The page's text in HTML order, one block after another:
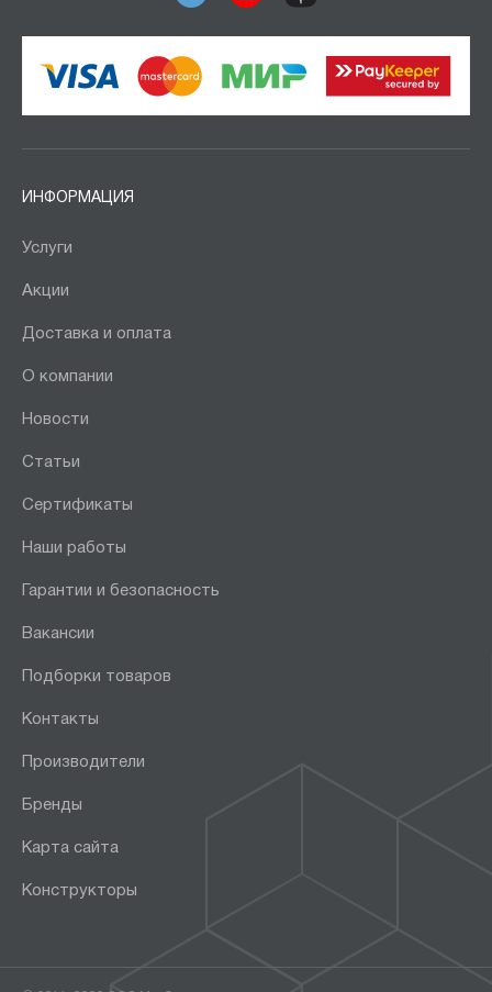
ИНФОРМАЦИЯ
Услуги
Акции
Доставка и оплата
О компании
Новости
Статьи
Сертификаты
Наши работы
Гарантии и безопасность
Вакансии
Подборки товаров
Контакты
Производители
Бренды
Карта сайта
Конструкторы